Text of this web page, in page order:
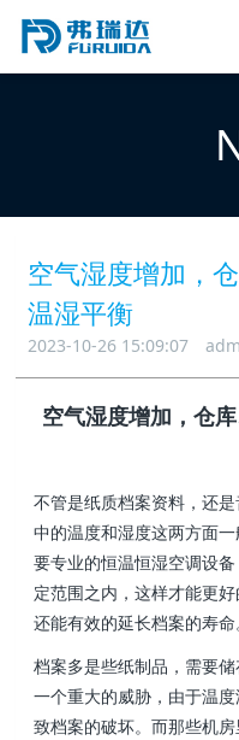
空气湿度增加，
温湿平衡
2023-10-26 15:09:07
空气湿度增加，仓
不管是纸质档案资料，还
中的温度和湿度这两方面
要专业的恒温恒湿空调设
定范围之内，这样才能更
还能有效的延长档案的寿命
档案多是些纸制品，需要
一个重大的威胁，由于温
致档案的破坏。而那些机